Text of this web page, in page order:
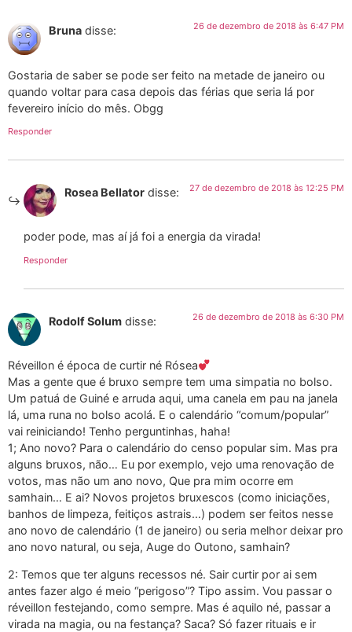
Bruna disse: 26 de dezembro de 2018 às 6:47 PM
Gostaria de saber se pode ser feito na metade de janeiro ou
quando voltar para casa depois das férias que seria lá por
fevereiro início do mês. Obgg
Responder
Rosea Bellator disse: 27 de dezembro de 2018 às 12:25 PM
poder pode, mas aí já foi a energia da virada!
Responder
Rodolf Solum disse: 26 de dezembro de 2018 às 6:30 PM
Réveillon é época de curtir né Rósea
Mas a gente que é bruxo sempre tem uma simpatia no bolso.
Um patuá de Guiné e arruda aqui, uma canela em pau na janela
lá, uma runa no bolso acolá. E o calendário “comum/popular”
vai reiniciando! Tenho perguntinhas, haha!
1; Ano novo? Para o calendário do censo popular sim. Mas pra
alguns bruxos, não… Eu por exemplo, vejo uma renovação de
votos, mas não um ano novo, Que pra mim ocorre em
samhain… E ai? Novos projetos bruxescos (como iniciações,
banhos de limpeza, feitiços astrais…) podem ser feitos nesse
ano novo de calendário (1 de janeiro) ou seria melhor deixar pro
ano novo natural, ou seja, Auge do Outono, samhain?
2: Temos que ter alguns recessos né. Sair curtir por ai sem
antes fazer algo é meio “perigoso”? Tipo assim. Vou passar o
réveillon festejando, como sempre. Mas é aquilo né, passar a
virada na magia, ou na festança? Saca? Só fazer rituais e ir